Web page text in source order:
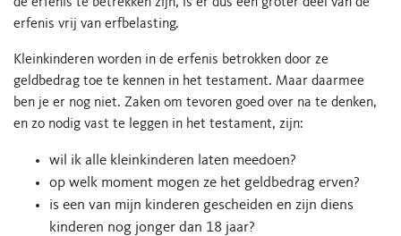
erfenis vrij van erfbelasting.
Kleinkinderen worden in de erfenis betrokken door ze
geldbedrag toe te kennen in het testament. Maar daarmee
ben je er nog niet. Zaken om tevoren goed over na te denken,
en zo nodig vast te leggen in het testament, zijn:
wil ik alle kleinkinderen laten meedoen?
op welk moment mogen ze het geldbedrag erven?
is een van mijn kinderen gescheiden en zijn diens
kinderen nog jonger dan 18 jaar?